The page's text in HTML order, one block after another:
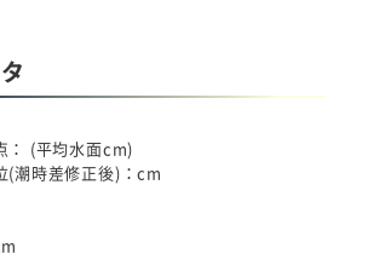
(平均水面cm)
(潮時差修正後)：cm